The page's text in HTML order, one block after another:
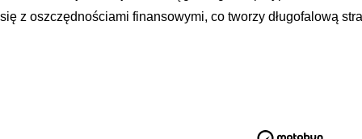
się z oszczędnościami finansowymi, co tworzy długofalową